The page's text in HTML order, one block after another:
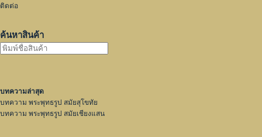
ติดต่อ
ค้นหาสินค้า
บทความล่าสุด
บทความ พระพุทธรูป สมัยสุโขทัย
บทความ พระพุทธรูป สมัยเชียงแสน